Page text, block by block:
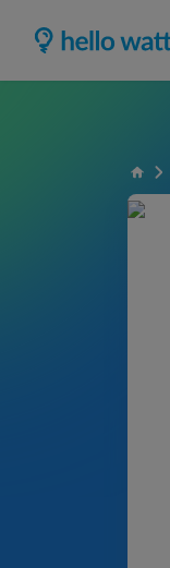
Accueil